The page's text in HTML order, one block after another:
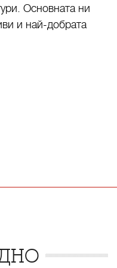
Основната ни
и най-добрата